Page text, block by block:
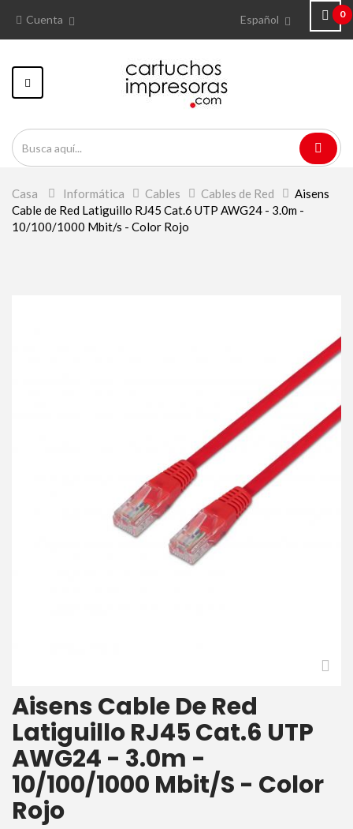
0
Español
Cuenta
Navegación
Toggle
Casa > Informática > Cables > Cables de Red > Aisens
Cable de Red Latiguillo RJ45 Cat.6 UTP AWG24 - 3.0m -
10/100/1000 Mbit/s - Color Rojo
Aisens Cable De Red
Latiguillo RJ45 Cat.6 UTP
AWG24 - 3.0m -
10/100/1000 Mbit/s - Color
Rojo